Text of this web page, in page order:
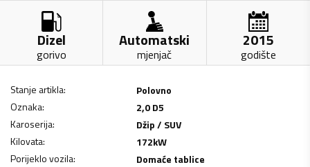
Dizel
gorivo
Automatski
mjenjač
2015
godište
Stanje artikla:
Polovno
Oznaka:
2,0 D5
Karoserija:
Džip / SUV
Kilovata: 172kW
Porijeklo vozila:
Domaće tablice